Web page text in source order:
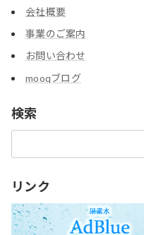
会社概要
事業のご案内
お問い合わせ
mooqブログ
検索
リンク